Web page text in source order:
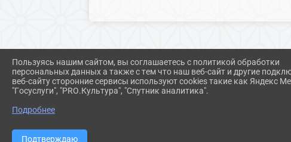
Пользуясь нашим сайтом, вы соглашаетесь с политикой обработки
персональных данных а также с тем что наш веб-сайт и другие
веб-сайту сторонние сервисы используют cookies такие как Яндекс
"Госуслуги", "PRO.Культура", "Спутник аналитика".
Подробнее
Подтверждаю